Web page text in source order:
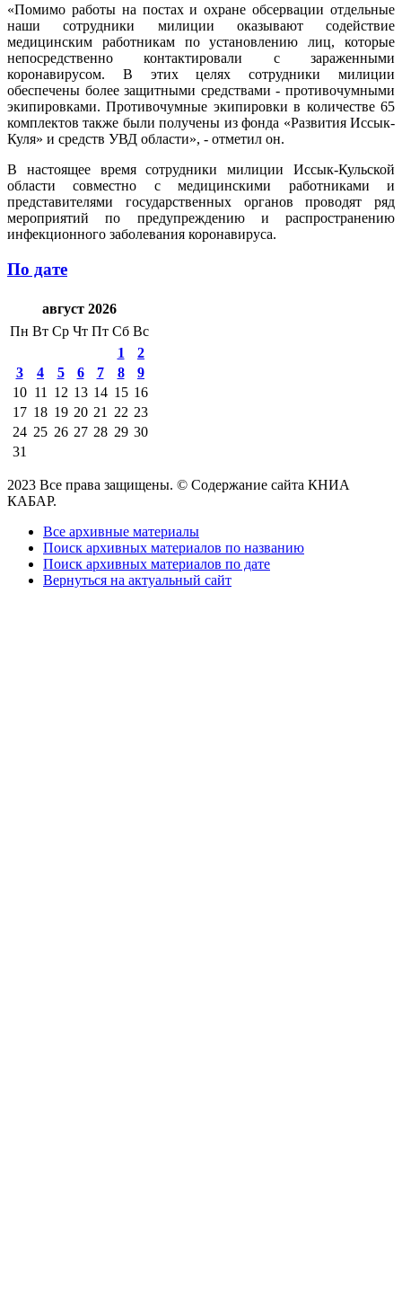
«Помимо работы на постах и охране обсервации отдельные
наши сотрудники милиции оказывают содействие
медицинским работникам по установлению лиц, которые
непосредственно контактировали с зараженными
коронавирусом. В этих целях сотрудники милиции
обеспечены более защитными средствами - противочумными
экипировками. Противочумные экипировки в количестве 65
комплектов также были получены из фонда «Развития Иссык-
Куля» и средств УВД области», - отметил он.
В настоящее время сотрудники милиции Иссык-Кульской
области совместно с медицинскими работниками и
представителями государственных органов проводят ряд
мероприятий по предупреждению и распространению
инфекционного заболевания коронавируса.
По дате
август 2026
Пн Вт Ср Чт Пт Сб Вс
1
2
3
4 5 6 7 8
9
10 11 12 13 14 15 16
17 18 19 20 21 22 23
24 25 26 27 28 29 30
31
2023 Все права защищены. © Содержание сайта КНИА
КАБАР.
Все архивные материалы
Поиск архивных материалов по названию
Поиск архивных материалов по дате
Вернуться на актуальный сайт